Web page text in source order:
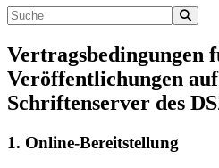
Vertragsbedingungen
Veröffentlichungen
Schriftenserver des
1. Online-Bereitstellung